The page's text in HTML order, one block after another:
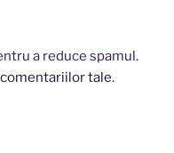
a reduce spamul.
tale.